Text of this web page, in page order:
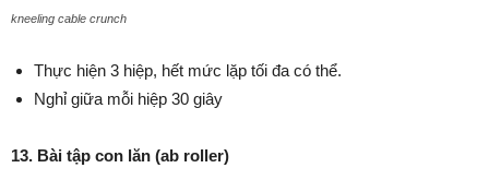
kneeling cable crunch
Thực hiện 3 hiệp, hết mức lặp tối đa có thể.
Nghỉ giữa mỗi hiệp 30 giây
13. Bài tập con lăn (ab roller)